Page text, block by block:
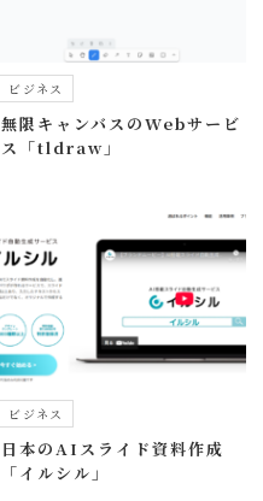
ビジネス
無限キャンバスのWebサービ
ス「tldraw」
ビジネス
日本のAIスライド資料作成
「イルシル」